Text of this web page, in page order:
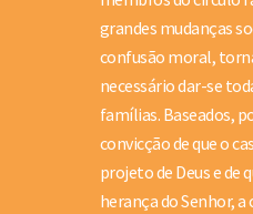
grandes mudanças
confusão moral,
necessário dar-se
famílias. Baseados,
convicção de que o
projeto de Deus e de
herança do Senhor,